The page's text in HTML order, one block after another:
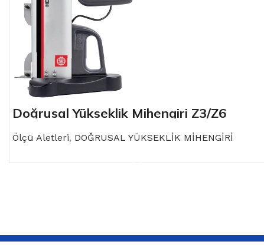
Doğrusal Yükseklik Mihengiri Z3/Z6
Ölçü Aletleri, DOĞRUSAL YÜKSEKLİK MİHENGİRİ